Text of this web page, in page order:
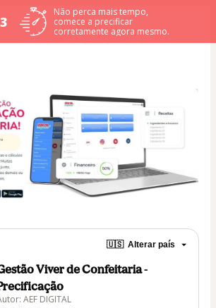
Não perca mais tempo,
comece a precificar
corretamente agora mesmo.
🇺🇸 Alterar país
Viver de Confeitaria -
AEF DIGITAL